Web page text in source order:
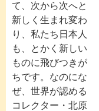
て、次から次へと
新しく生まれ変わ
り、私たち日本人
も、とかく新しい
ものに飛びつきが
ちです。なのにな
ぜ、世界が認める
コレクター・北原